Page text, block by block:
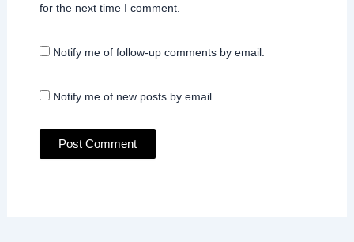
for the next time I comment.
Notify me of follow-up comments by email.
Notify me of new posts by email.